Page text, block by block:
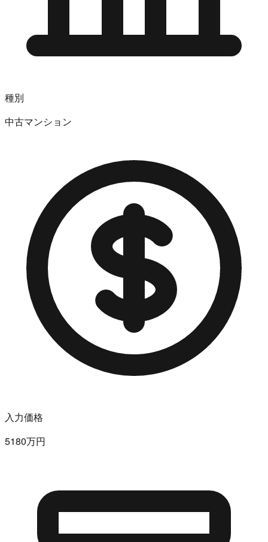
種別
中古マンション
入力価格
5180万円